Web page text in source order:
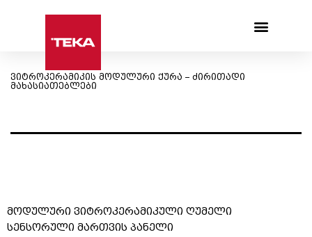
ვიტროკერამიკის მოდულური ქურა – ძირითადი
მახასიათებლები
მოდულური ვიტროკერამიკული ღუმელი
სენსორული მართვის პანელი